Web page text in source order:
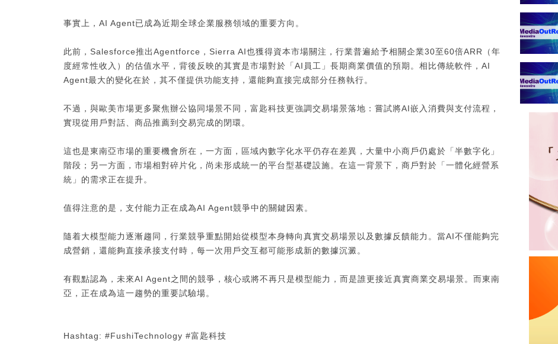
事實上，AI Agent已成為近期全球企業服務領域的重要方向。
此前，Salesforce推出Agentforce，Sierra AI也獲得資本市場關注，行業普遍給予相關企業30至60倍ARR（年
度經常性收入）的估值水平，背後反映的其實是市場對於「AI員工」長期商業價值的預期。相比傳統軟件，AI
Agent最大的變化在於，其不僅提供功能支持，還能夠直接完成部分任務執行。
不過，與歐美市場更多聚焦辦公協同場景不同，富匙科技更強調交易場景落地：嘗試將AI嵌入消費與支付流程，
實現從用戶對話、商品推薦到交易完成的閉環。
這也是東南亞市場的重要機會所在，一方面，區域內數字化水平仍存在差異，大量中小商戶仍處於「半數字化」
階段；另一方面，市場相對碎片化，尚未形成統一的平台型基礎設施。在這一背景下，商戶對於「一體化經營系
統」的需求正在提升。
值得注意的是，支付能力正在成為AI Agent競爭中的關鍵因素。
隨着大模型能力逐漸趨同，行業競爭重點開始從模型本身轉向真實交易場景以及數據反饋能力。當AI不僅能夠完
成營銷，還能夠直接承接支付時，每一次用戶交互都可能形成新的數據沉澱。
有觀點認為，未來AI Agent之間的競爭，核心或將不再只是模型能力，而是誰更接近真實商業交易場景。而東南
亞，正在成為這一趨勢的重要試驗場。
Hashtag: #FushiTechnology #富匙科技